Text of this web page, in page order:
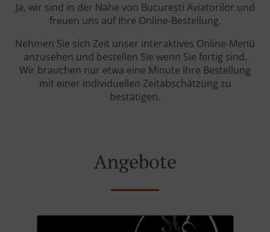
Ja, wir sind in der Nähe von București Aviatorilor und
freuen uns auf Ihre Online-Bestellung.
Nehmen Sie sich Zeit unser interaktives Online-Menü
anzusehen und bestellen Sie wenn Sie fertig sind.
Wir brauchen nur etwa eine Minute Ihre Bestellung
mit einer individuellen Zeitabschätzung zu
bestätigen.
Angebote